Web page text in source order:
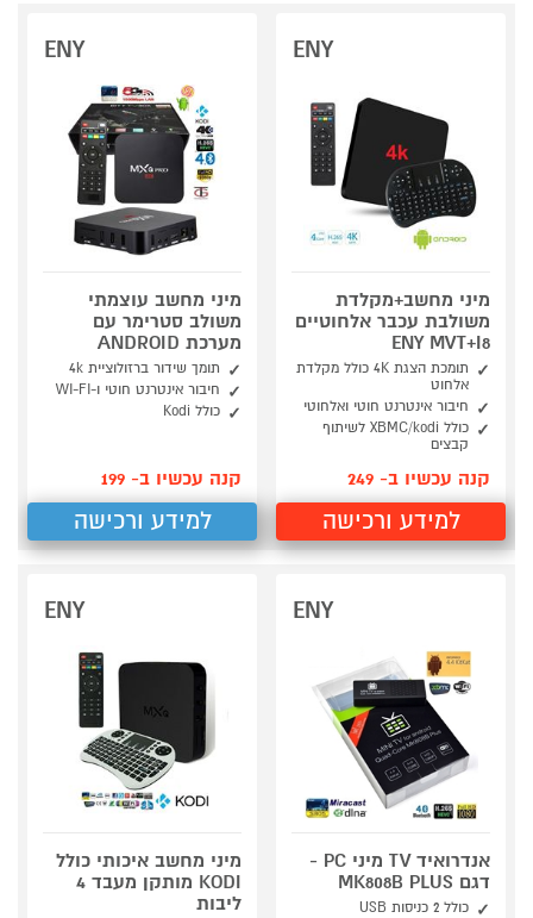
ENY
מיני מחשב+מקלדת
משולבת עכבר אלחוטיים
ENY MVT+I8
תומכת הצגת 4K כולל מקלדת
אלחוט
חיבור אינטרנט חוטי ואלחוטי
כולל XBMC/kodi לשיתוף
קבצים
קנה עכשיו ב- 249
למידע ורכישה
ENY
מיני מחשב עוצמתי
משולב סטרימר עם
מערכת ANDROID
תומך שידור ברזולוציית 4k
חיבור אינטרנט חוטי ו-WI-FI
כולל Kodi
קנה עכשיו ב- 199
למידע ורכישה
ENY
אנדרואיד TV מיני PC -
דגם MK808B PLUS
כולל 2 כניסות USB
ENY
מיני מחשב איכותי כולל
KODI מותקן מעבד 4
ליבות